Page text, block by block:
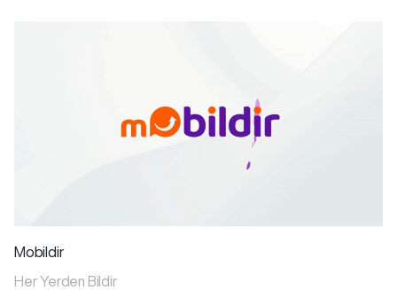
Mobildir
Her Yerden Bildir